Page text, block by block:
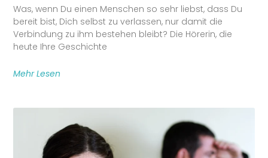
Was, wenn Du einen Menschen so sehr liebst, dass Du
bereit bist, Dich selbst zu verlassen, nur damit die
Verbindung zu ihm bestehen bleibt? Die Hörerin, die
heute Ihre Geschichte
Mehr Lesen